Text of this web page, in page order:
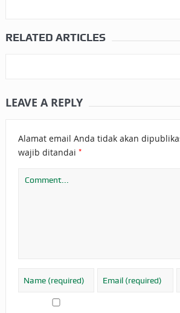
RELATED ARTICLES
LEAVE A REPLY
Alamat email Anda tidak akan
wajib ditandai *